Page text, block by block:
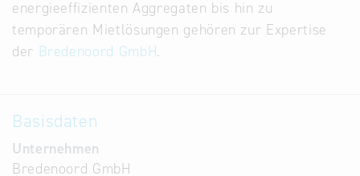
energieeffizienten Aggregaten bis hin zu
temporären Mietlösungen gehören zur Expertise
der Bredenoord GmbH.
Basisdaten
Unternehmen
Bredenoord GmbH